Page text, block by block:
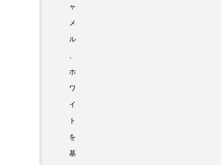
ャ
メ
ル
ホ
ワ
イ
ト
を
基